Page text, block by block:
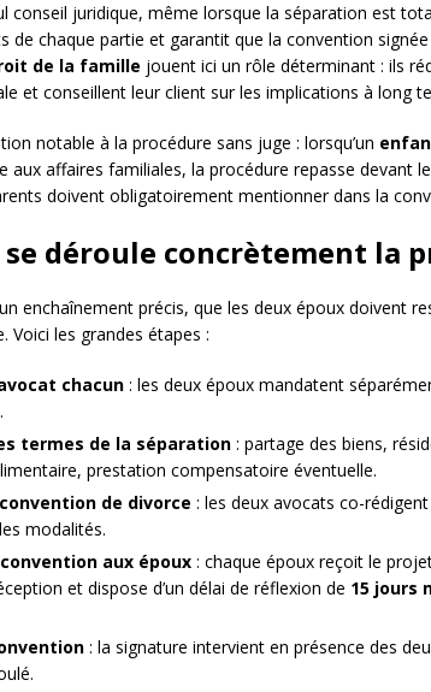
conseil juridique, même lorsque la séparation est
de chaque partie et garantit que la convention
de la famille jouent ici un rôle déterminant : ils
et conseillent leur client sur les implications à long
notable à la procédure sans juge : lorsqu’un
aux affaires familiales, la procédure repasse devant
doivent obligatoirement mentionner dans la
déroule concrètement la
enchaînement précis, que les deux époux doivent
Voici les grandes étapes :
chacun : les deux époux mandatent
termes de la séparation : partage des biens,
prestation compensatoire éventuelle.
de divorce : les deux avocats co-
modalités.
aux époux : chaque époux reçoit le
et dispose d’un délai de réflexion de 15 jours
: la signature intervient en présence des